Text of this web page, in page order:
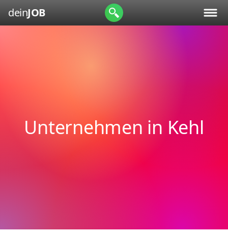
deinJOB
Unternehmen in Kehl